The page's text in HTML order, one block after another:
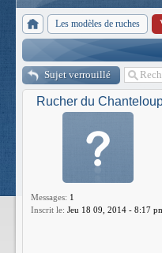
Les modèles de ruches
Sujet verrouillé
Rucher du
Messages: 1
Inscrit le: Jeu 18 09, 2014 - 8:17